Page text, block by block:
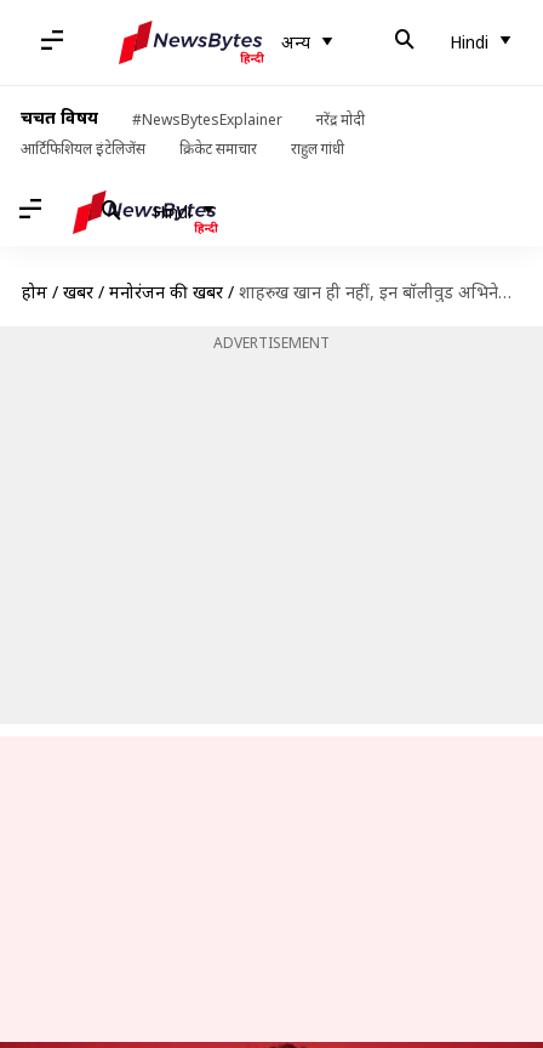
अन्य Hindi
चर्चित विषय #NewsBytesExplainer
नरेंद्र मोदी
आर्टिफिशियल इंटेलिजेंस
क्रिकेट समाचार राहुल गांधी
Hindi
होम / खबरें / मनोरंजन की खबरें / शाहरुख खान ही नहीं, इन बॉलीवुड अभिनेताओं की पत्नियां भी हैं शानदार इंटीरियर डिजाइनर
ADVERTISEMENT